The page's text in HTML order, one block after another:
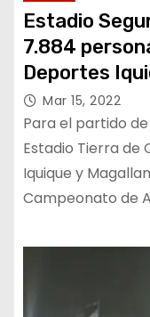
Estadio
7.884
Deportes
Mar 15, 2022
Para el partido
Estadio Tierra de
Iquique y
Campeonato de